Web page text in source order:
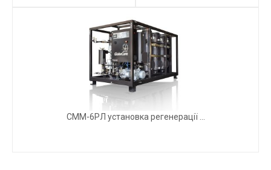
СММ-6РЛ установка регенерації ...